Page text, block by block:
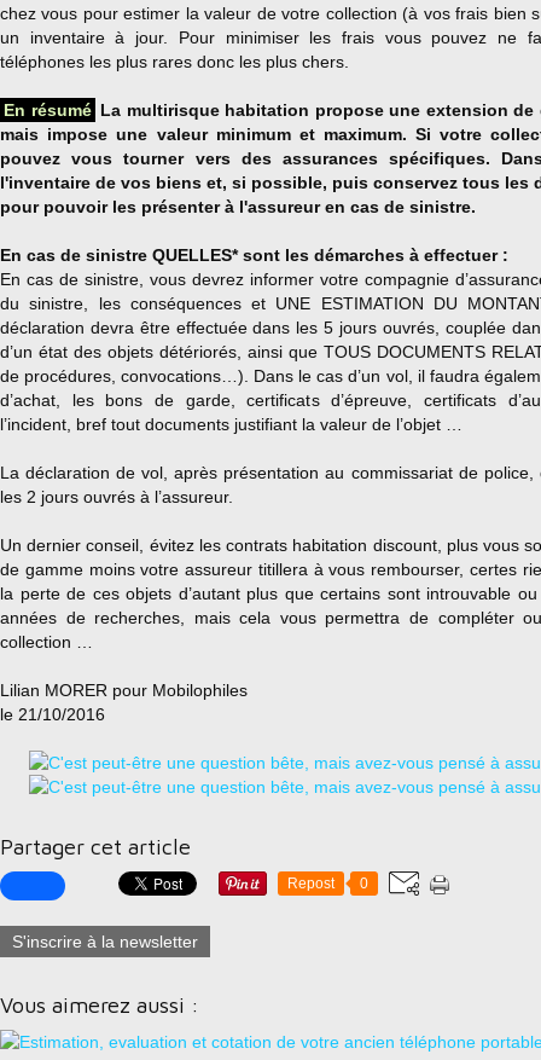
chez vous pour estimer la valeur de votre collection (à vos frais bien
un inventaire à jour. Pour minimiser les frais vous pouvez ne
téléphones les plus rares donc les plus chers.
En résumé La multirisque habitation propose une extension de
mais impose une valeur minimum et maximum. Si votre
pouvez vous tourner vers des assurances spécifiques.
l'inventaire de vos biens et, si possible, puis conservez tous les
pour pouvoir les présenter à l'assureur en cas de sinistre.
En cas de sinistre QUELLES* sont les démarches à effectuer :
En cas de sinistre, vous devrez informer votre compagnie
du sinistre, les conséquences et UNE ESTIMATION DU
déclaration devra être effectuée dans les 5 jours ouvrés, couplée
d’un état des objets détériorés, ainsi que TOUS DOCUMENTS
de procédures, convocations…). Dans le cas d’un vol, il faudra
d’achat, les bons de garde, certificats d’épreuve, certificats
l’incident, bref tout documents justifiant la valeur de l’objet …
La déclaration de vol, après présentation au commissariat de
les 2 jours ouvrés à l’assureur.
Un dernier conseil, évitez les contrats habitation discount, plus vous
de gamme moins votre assureur titillera à vous rembourser, certes
la perte de ces objets d’autant plus que certains sont introuvable
années de recherches, mais cela vous permettra de compléter
collection …
Lilian MORER pour Mobilophiles
le 21/10/2016
Partager cet article
Repost 0
S'inscrire à la newsletter
Vous aimerez aussi :